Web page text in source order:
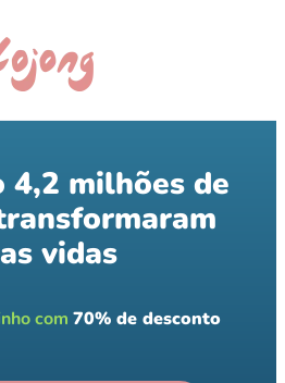
4,2 milhões de
vidas
com 70% de desconto